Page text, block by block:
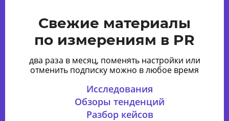
Свежие материалы
по измерениям в PR
два раза в месяц, поменять настройки или
отменить подписку можно в любое время
Исследования
Обзоры тенденций
Разбор кейсов